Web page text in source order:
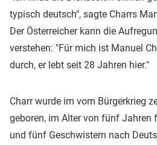
typisch deutsch", sagte Charrs
Der Österreicher kann die
verstehen: "Für mich ist Manuel
durch, er lebt seit 28 Jahren hier."
Charr wurde im vom Bürgerkrieg
geboren, im Alter von fünf Jahren
und fünf Geschwistern nach